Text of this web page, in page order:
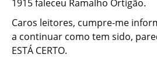
1915 faleceu Ramalho Ortigão.
Caros leitores, cumpre-me
a continuar como tem sido,
ESTÁ CERTO.